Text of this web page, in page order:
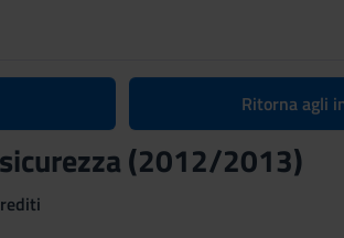
Ritorna agli
(2012/2013)